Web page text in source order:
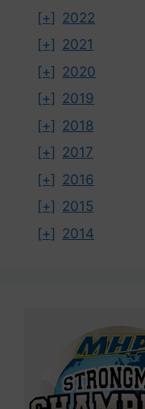
[+] 2022
[+] 2021
[+] 2020
[+] 2019
[+] 2018
[+] 2017
[+] 2016
[+] 2015
[+] 2014